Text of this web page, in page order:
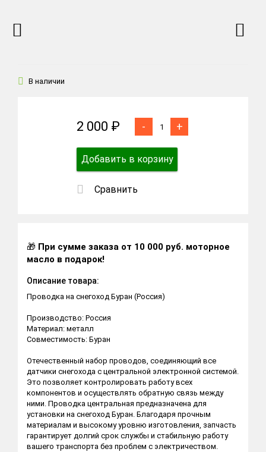
В наличии
2 000 ₽ - +
Добавить в корзину
Сравнить
🎁 При сумме заказа от 10 000 руб. моторное
масло в подарок!
Описание товара:
Проводка на снегоход Буран (Россия)
Производство: Россия
Материал: металл
Совместимость: Буран
Отечественный набор проводов, соединяющий все
датчики снегохода с центральной электронной системой.
Это позволяет контролировать работу всех
компонентов и осуществлять обратную связь между
ними. Проводка центральная предназначена для
установки на снегоход Буран. Благодаря прочным
материалам и высокому уровню изготовления, запчасть
гарантирует долгий срок службы и стабильную работу
вашего транспорта без проблем с электричеством.